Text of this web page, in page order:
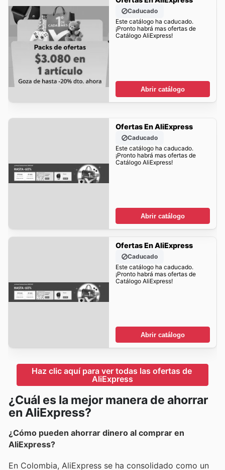
Caducado
Este catálogo ha caducado.
¡Pronto habrá mas ofertas de
Catálogo AliExpress!
Abrir catálogo
Ofertas En AliExpress
Caducado
Este catálogo ha caducado.
¡Pronto habrá mas ofertas de
Catálogo AliExpress!
Abrir catálogo
Ofertas En AliExpress
Caducado
Este catálogo ha caducado.
¡Pronto habrá mas ofertas de
Catálogo AliExpress!
Abrir catálogo
Haz clic aquí para ver todas las ofertas de
AliExpress
¿Cuál es la mejor manera de ahorrar
en AliExpress?
¿Cómo pueden ahorrar dinero al comprar en
AliExpress?
En Colombia, AliExpress se ha consolidado como un